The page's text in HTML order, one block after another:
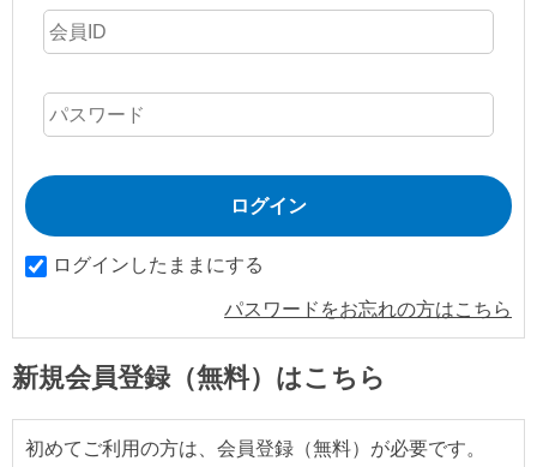
ログインしたままにする
パスワードをお忘れの方はこちら
新規会員登録（無料）はこちら
初めてご利用の方は、会員登録（無料）が必要です。